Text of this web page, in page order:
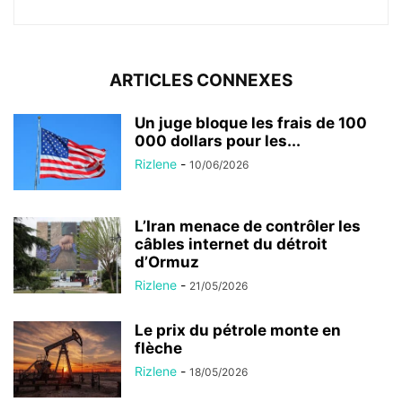
ARTICLES CONNEXES
Un juge bloque les frais de 100
000 dollars pour les...
Rizlene - 10/06/2026
L’Iran menace de contrôler les
câbles internet du détroit
d’Ormuz
Rizlene - 21/05/2026
Le prix du pétrole monte en
flèche
Rizlene - 18/05/2026